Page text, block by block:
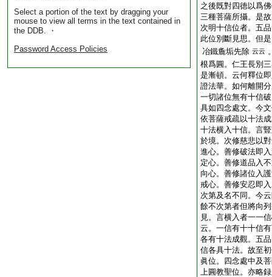
Select a portion of the text by dragging your
mouse to view all terms in the text contained in
the DDB. ・
Password Access Policies
之後既對四徳以爲
三種菩薩所攝。是
次明十信位者。五
此位別斷見思。但
冶鐵麁垢先除 云云
根爲圓。仁王長別
是漸頓。云何釋位
證法華。如何離開
一切諸位無有十信
具如四念處文。今
依菩薩戒疏以十法
十法横入十信。言
於境。次修慈悲以
進心。善修破法即
定心。善修道品入
向心。善修諸位入
戒心。善修安忍即
次第及名不同。今
餘不次第者但將向
見。言横入者一一
云。一信有十十信
各有十法成觀。五
信各具十法。故至
眞位。四念處中及
上圓教聖位。亦略